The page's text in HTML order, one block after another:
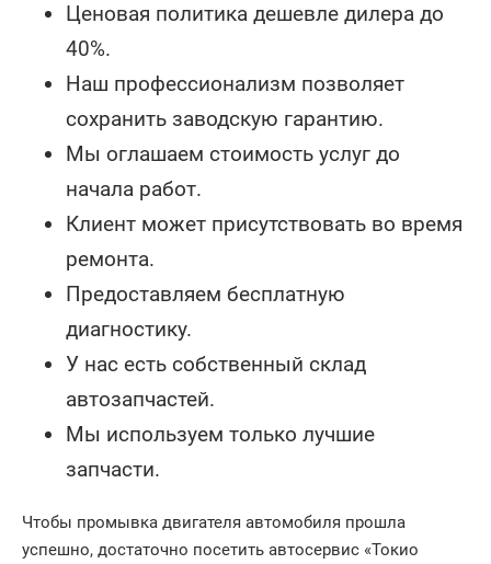
Ценовая политика дешевле дилера до
40%.
Наш профессионализм позволяет
сохранить заводскую гарантию.
Мы оглашаем стоимость услуг до
начала работ.
Клиент может присутствовать во время
ремонта.
Предоставляем бесплатную
диагностику.
У нас есть собственный склад
автозапчастей.
Мы используем только лучшие
запчасти.
Чтобы промывка двигателя автомобиля прошла
успешно, достаточно посетить автосервис «Токио